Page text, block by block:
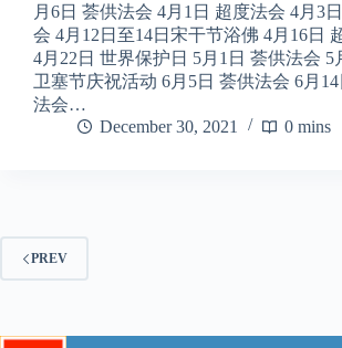
月6日 荟供法会 4月1日 超度法会 4月3
会 4月12日至14日宋干节浴佛 4月16日
4月22日 世界保护日 5月1日 荟供法会 5
卫塞节庆祝活动 6月5日 荟供法会 6月
法会…
December 30, 2021
0 mins
PREV